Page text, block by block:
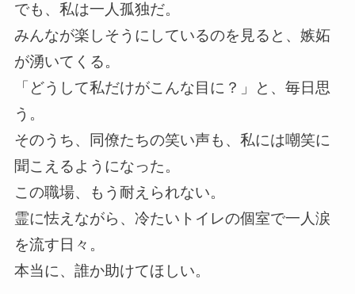
でも、私は一人孤独だ。
みんなが楽しそうにしているのを見ると、嫉妬
が湧いてくる。
「どうして私だけがこんな目に？」と、毎日思
う。
そのうち、同僚たちの笑い声も、私には嘲笑に
聞こえるようになった。
この職場、もう耐えられない。
霊に怯えながら、冷たいトイレの個室で一人涙
を流す日々。
本当に、誰か助けてほしい。